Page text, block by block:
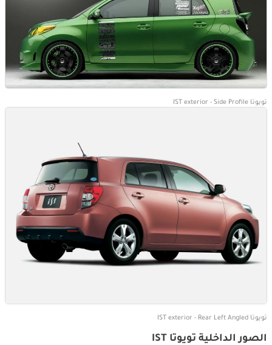
تويوتا IST exterior - Side Profile
تويوتا IST exterior - Rear Left Angled
الصور الداخلية تويوتا IST